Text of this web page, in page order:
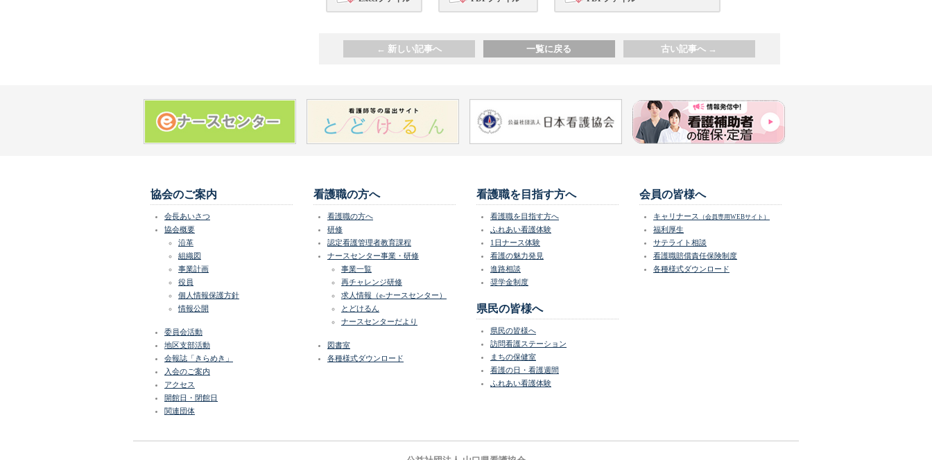
← 新しい記事へ 一覧に戻る 古い記事へ →
協会のご案内
会長あいさつ
協会概要
沿革
組織図
事業計画
役員
個人情報保護方針
情報公開
委員会活動
地区支部活動
会報誌「きらめき」
入会のご案内
アクセス
開館日・閉館日
関連団体
看護職の方へ
看護職の方へ
研修
認定看護管理者教育課程
ナースセンター事業・研修
事業一覧
再チャレンジ研修
求人情報（e-ナースセンター）
とどけるん
ナースセンターだより
図書室
各種様式ダウンロード
看護職を目指す方へ
看護職を目指す方へ
ふれあい看護体験
1日ナース体験
看護の魅力発見
進路相談
奨学金制度
県民の皆様へ
県民の皆様へ
訪問看護ステーション
まちの保健室
看護の日・看護週間
ふれあい看護体験
会員の皆様へ
キャリナース （会員専用WEBサイト）
福利厚生
サテライト相談
看護職賠償責任保険制度
各種様式ダウンロード